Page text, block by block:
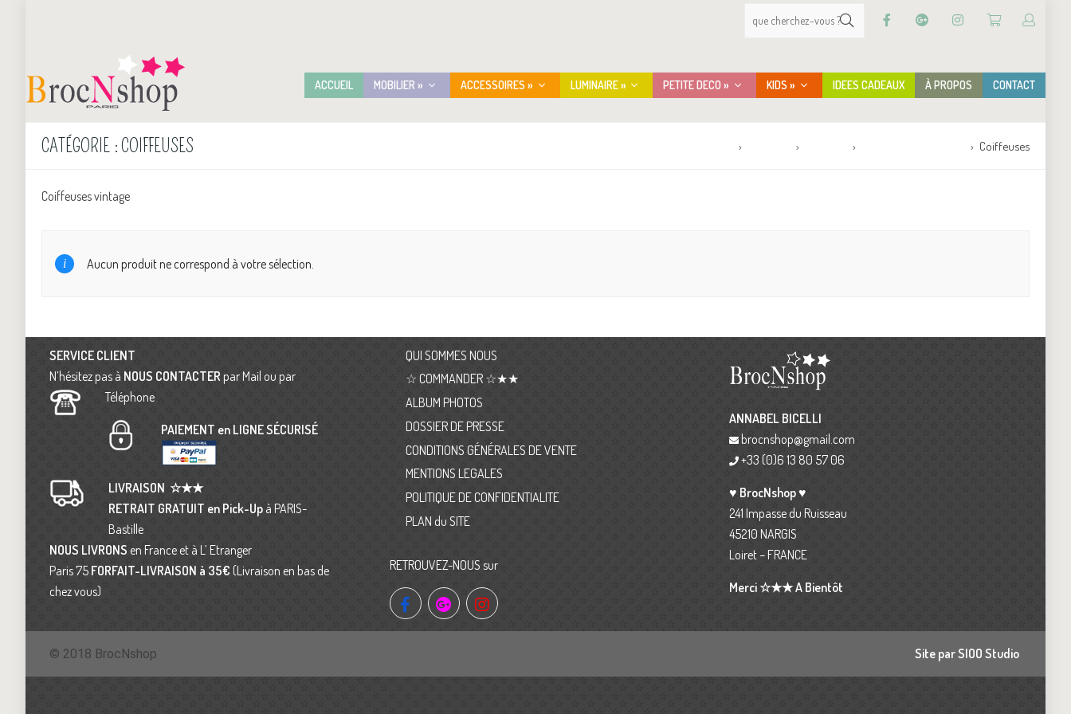
ACCUEIL MOBILIER » ACCESSOIRES » LUMINAIRE » PETITE DECO » KIDS » IDEES CADEAUX À PROPOS CONTACT
CATÉGORIE :COIFFEUSES Coiffeuses
Coiffeuses vintage
Aucun produit ne correspond à votre sélection.
SERVICE CLIENT
N’hésitez pas à NOUS CONTACTER par Mail ou par
Téléphone
PAIEMENT en LIGNE SÉCURISÉ
LIVRAISON ☆★★
RETRAIT GRATUIT en Pick-Up à PARIS-
Bastille
NOUS LIVRONS en France et à L’ Etranger
Paris 75 FORFAIT-LIVRAISON à 35€ (Livraison en bas de
chez vous)
QUI SOMMES NOUS
☆ COMMANDER ☆★★
ALBUM PHOTOS
DOSSIER DE PRESSE
CONDITIONS GÉNÉRALES DE VENTE
MENTIONS LEGALES
POLITIQUE DE CONFIDENTIALITE
PLAN du SITE
RETROUVEZ-NOUS sur
ANNABEL BICELLI
brocnshop@gmail.com
+33 (0)6 13 80 57 06
♥ BrocNshop ♥
241 Impasse du Ruisseau
45210 NARGIS
Loiret – FRANCE
Merci ☆★★ A Bientôt
© 2018 BrocNshop Site par SIOO Studio